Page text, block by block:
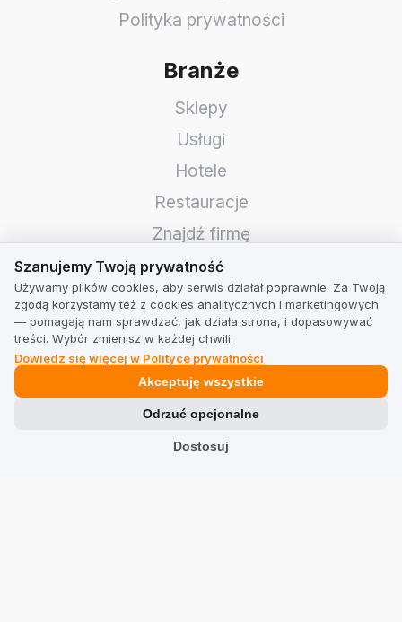
Polityka prywatności
Branże
Sklepy
Usługi
Hotele
Restauracje
Znajdź firmę
TrustMate
Kontakt
Informacje dla akcjonariuszy
Blog
Opinie o nas
Partnerzy
Szanujemy Twoją prywatność
Używamy plików cookies, aby serwis działał poprawnie. Za Twoją
zgodą korzystamy też z cookies analitycznych i marketingowych
— pomagają nam sprawdzać, jak działa strona, i dopasowywać
treści. Wybór zmienisz w każdej chwili.
Dowiedz się więcej w Polityce prywatności
Dostosuj
Odrzuć opcjonalne
Akceptuję wszystkie